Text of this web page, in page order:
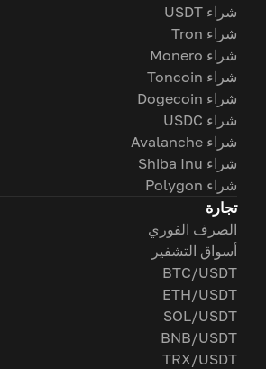
شراء USDT
شراء Tron
شراء Monero
شراء Toncoin
شراء Dogecoin
شراء USDC
شراء Avalanche
شراء Shiba Inu
شراء Polygon
تجارة
الصرف الفوري
أسواق التشفير
BTC/USDT
ETH/USDT
SOL/USDT
BNB/USDT
TRX/USDT